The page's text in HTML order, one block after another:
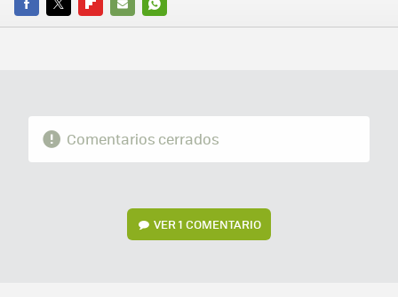
FACEBOOK
TWITTERFLIPBOARD
E-
WHATSAPP
Comentarios cerrados
VER1 COMENTARIO